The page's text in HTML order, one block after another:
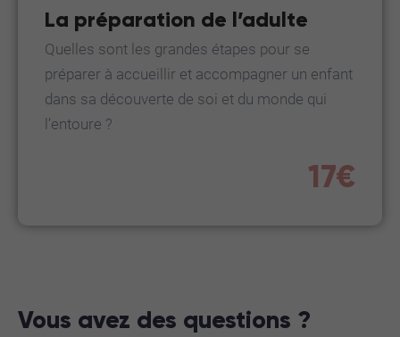
La préparation de l’adulte
Quelles sont les grandes étapes pour se
préparer à accueillir et accompagner un enfant
dans sa découverte de soi et du monde qui
l’entoure ?
17€
Vous avez des questions ?